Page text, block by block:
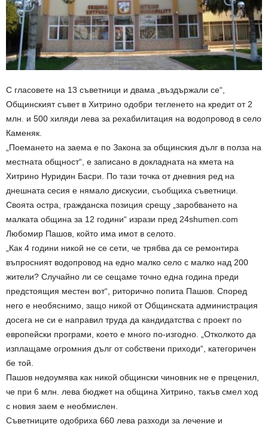
С гласовете на 13 съветници и двама „въздържали се“,
Общинският съвет в Хитрино одобри тегленето на кредит от 2
млн. и 500 хиляди лева за рехабилитация на водопровод в село
Каменяк.
„Поемането на заема е по Закона за общинския дълг в полза на
местната общност“, е записано в докладната на кмета на
Хитрино Нуридин Басри. По тази точка от дневния ред на
днешната сесия е нямало дискусии, съобщиха съветници.
Своята остра, гражданска позиция срещу „заробването на
малката община за 12 години“ изрази пред 24shumen.com
Любомир Пашов, който има имот в селото.
„Как 4 години никой не се сети, че трябва да се ремонтира
въпросният водопровод на едно малко село с малко над 200
жители? Случайно ли се сещаме точно една година преди
предстоящия местен вот“, риторично попита Пашов. Според
него е необяснимо, защо никой от Общинската администрация
досега не си е направил труда да кандидатства с проект по
европейски програми, което е много по-изгодно. „Отколкото да
изплащаме огромния дълг от собствени приходи“, категоричен
бе той.
Пашов недоумява как никой общински чиновник не е преценил,
че при 6 млн. лева бюджет на община Хитрино, такъв смел ход
с новия заем е необмислен.
Съветниците одобриха 660 лева разходи за лечение и